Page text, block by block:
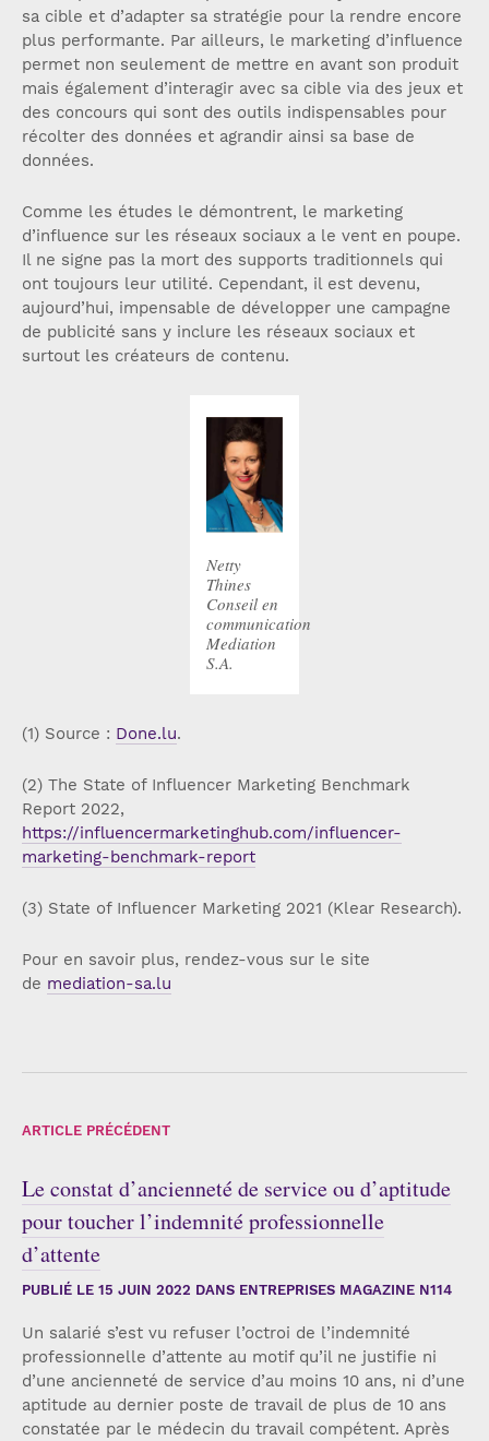
sa cible et d’adapter sa stratégie pour la rendre encore
plus performante. Par ailleurs, le marketing d’influence
permet non seulement de mettre en avant son produit
mais également d’interagir avec sa cible via des jeux et
des concours qui sont des outils indispensables pour
récolter des données et agrandir ainsi sa base de
données.
Comme les études le démontrent, le marketing
d’influence sur les réseaux sociaux a le vent en poupe.
Il ne signe pas la mort des supports traditionnels qui
ont toujours leur utilité. Cependant, il est devenu,
aujourd’hui, impensable de développer une campagne
de publicité sans y inclure les réseaux sociaux et
surtout les créateurs de contenu.
Netty
Thines
Conseil en
communication
Mediation
S.A.
(1) Source : Done.lu.
(2) The State of Influencer Marketing Benchmark
Report 2022,
https://influencermarketinghub.com/influencer-
marketing-benchmark-report
(3) State of Influencer Marketing 2021 (Klear Research).
Pour en savoir plus, rendez-vous sur le site
de mediation-sa.lu
ARTICLE PRÉCÉDENT
Le constat d’ancienneté de service ou d’aptitude
pour toucher l’indemnité professionnelle
d’attente
PUBLIÉ LE 15 JUIN 2022 DANS ENTREPRISES MAGAZINE N114
Un salarié s’est vu refuser l’octroi de l’indemnité
professionnelle d’attente au motif qu’il ne justifie ni
d’une ancienneté de service d’au moins 10 ans, ni d’une
aptitude au dernier poste de travail de plus de 10 ans
constatée par le médecin du travail compétent. Après